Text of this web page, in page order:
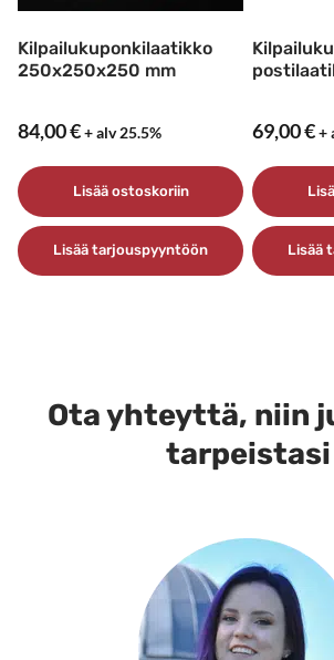
Kilpailukuponkilaatikko
250x250x250 mm
84,00€+ alv 25.5%
Lisää ostoskoriin
Lisää tarjouspyyntöön
69,00€+
Lisää
Ota yhteyttä, niin
tarpeistasi